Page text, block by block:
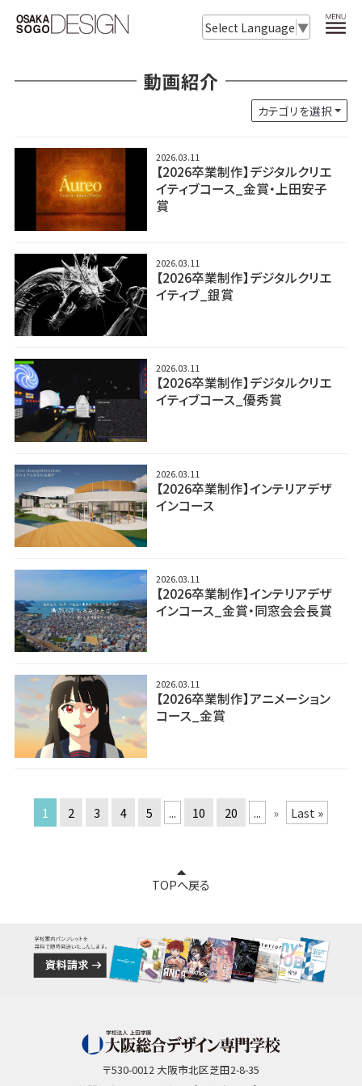
Select Language ▼
動画紹介
カテゴリを選択
2026.03.11
【2026卒業制作】デジタルクリエ
イティブコース_金賞・上田安子
賞
2026.03.11
【2026卒業制作】デジタルクリエ
イティブ_銀賞
2026.03.11
【2026卒業制作】デジタルクリエ
イティブコース_優秀賞
2026.03.11
【2026卒業制作】インテリアデザ
インコース
2026.03.11
【2026卒業制作】インテリアデザ
インコース_金賞・同窓会会長賞
2026.03.11
【2026卒業制作】アニメーション
コース_金賞
1 2 3 4 5 ... 10 20 ... » Last »
TOPへ戻る
〒530-0012 大阪市北区芝田2-8-35